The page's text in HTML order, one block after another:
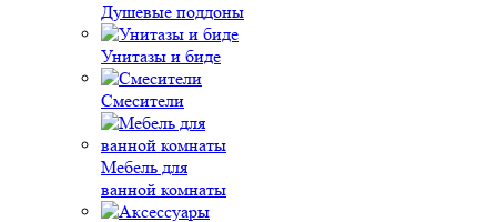
Душевые поддоны
Унитазы и биде
Смесители
Мебель для
ванной комнаты